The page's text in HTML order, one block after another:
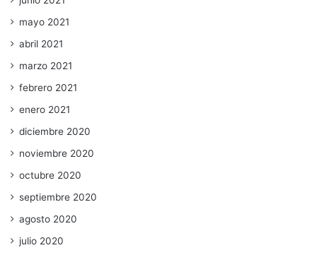
mayo 2021
abril 2021
marzo 2021
febrero 2021
enero 2021
diciembre 2020
noviembre 2020
octubre 2020
septiembre 2020
agosto 2020
julio 2020